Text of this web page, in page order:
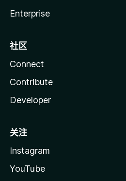
Enterprise
社区
Connect
Contribute
Developer
关注
Instagram
YouTube